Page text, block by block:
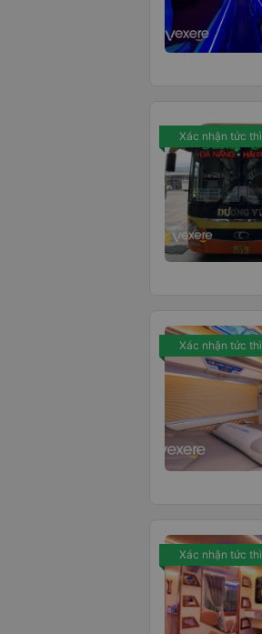
Xác nhận tức thì
Xác nhận tức thì
Xác nhận tức thì